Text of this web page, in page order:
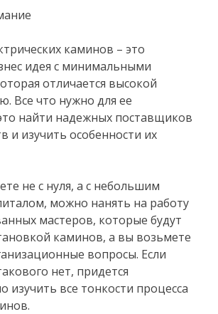
каминов – это
идея с минимальными
отличается высокой
Все что нужно для ее
найти надежных поставщиков
и изучить особенности их
не с нуля, а с небольшим
можно нанять на работу
мастеров, которые будут
каминов, а вы возьмете
вопросы. Если
нет, придется
изучить все тонкости процесса